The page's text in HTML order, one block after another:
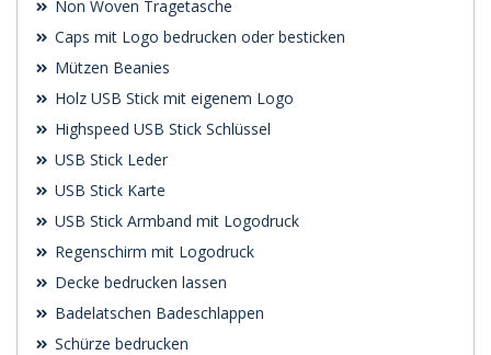
Non Woven Tragetasche
Caps mit Logo bedrucken oder besticken
Mützen Beanies
Holz USB Stick mit eigenem Logo
Highspeed USB Stick Schlüssel
USB Stick Leder
USB Stick Karte
USB Stick Armband mit Logodruck
Regenschirm mit Logodruck
Decke bedrucken lassen
Badelatschen Badeschlappen
Schürze bedrucken